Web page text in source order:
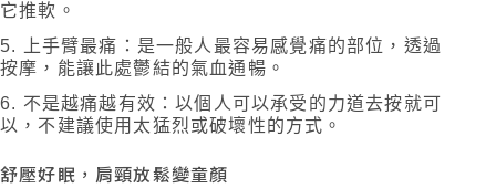
它推軟。
上手臂最痛：是一般人最容易感覺痛的部位，透過
按摩，能讓此處鬱結的氣血通暢。
不是越痛越有效：以個人可以承受的力道去按就可
以，不建議使用太猛烈或破壞性的方式。
舒壓好眠，肩頸放鬆變童顏